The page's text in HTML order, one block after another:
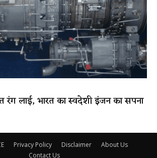
लाई, भारत का स्वदेशी इंजन का सपना
Privacy Policy Disclaimer
About Us
Contact Us